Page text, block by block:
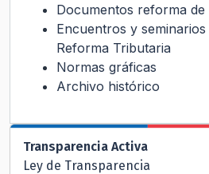
Documentos reforma de
Encuentros y
Reforma Tributaria
Normas gráficas
Archivo histórico
Transparencia Activa
Ley de Transparencia